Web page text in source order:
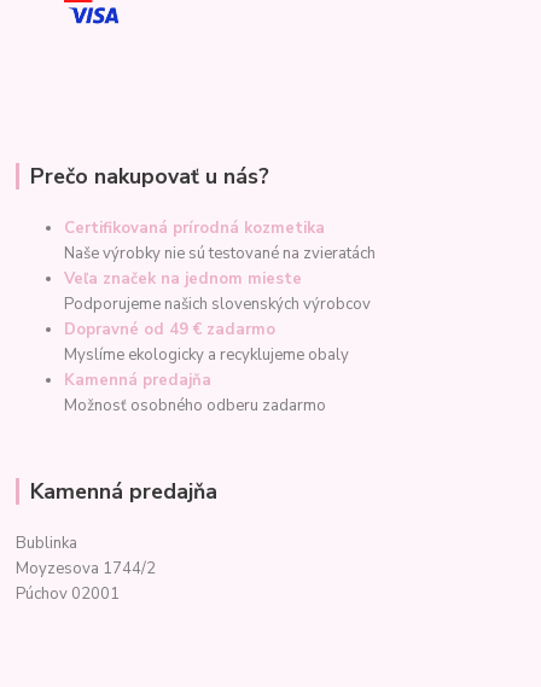
Prečo nakupovať u nás?
Certifikovaná prírodná kozmetika
Naše výrobky nie sú testované na zvieratách
Veľa značek na jednom mieste
Podporujeme našich slovenských výrobcov
Dopravné od 49 € zadarmo
Myslíme ekologicky a recyklujeme obaly
Kamenná predajňa
Možnosť osobného odberu zadarmo
Kamenná predajňa
Bublinka
Moyzesova 1744/2
Púchov 02001